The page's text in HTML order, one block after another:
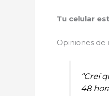
Tu celular
Opiniones de
“Creí
48